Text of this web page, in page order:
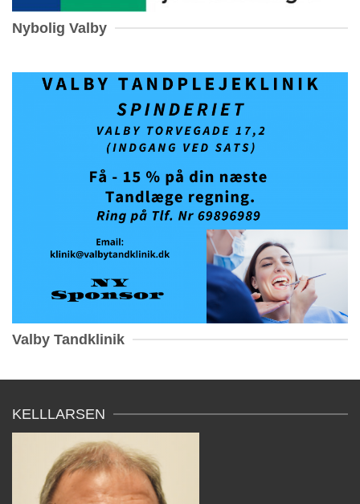
Nybolig Valby
Valby Tandklinik
KELLLARSEN